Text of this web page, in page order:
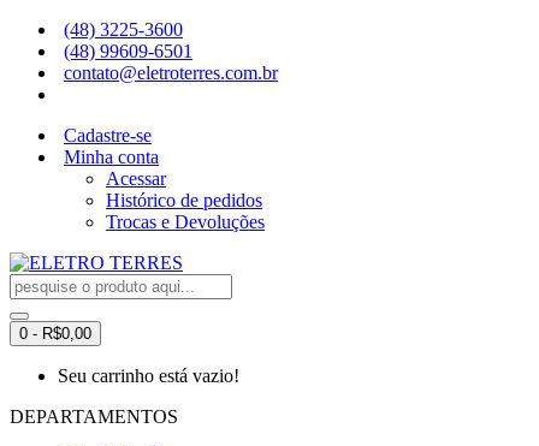
(48) 3225-3600
(48) 99609-6501
contato@eletroterres.com.br
Cadastre-se
Minha conta
Acessar
Histórico de pedidos
Trocas e Devoluções
0 - R$0,00
Seu carrinho está vazio!
DEPARTAMENTOS